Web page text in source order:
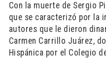
Con la muerte de Sergio
que se caracterizó por la
autores que le dieron
Carmen Carrillo Juárez,
Hispánica por el Colegio